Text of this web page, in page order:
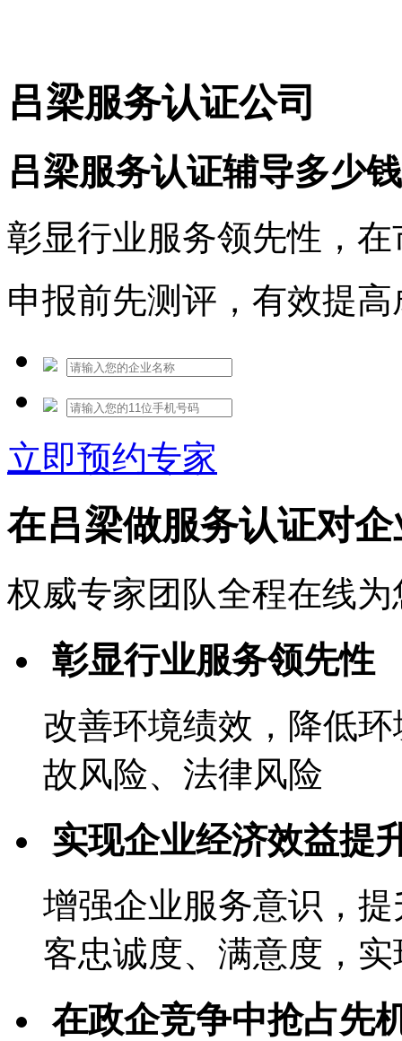
吕梁服务认证公司
吕梁服务认证辅导多少钱
彰显行业服务领先性，
申报前先测评，有效提
立即预约专家
在吕梁做服务认证对
权威专家团队全程在线
彰显行业服务领先性
改善环境绩效，降低环
故风险、法律风险
实现企业经济效益提
增强企业服务意识，
客忠诚度、满意度，
在政企竞争中抢占先